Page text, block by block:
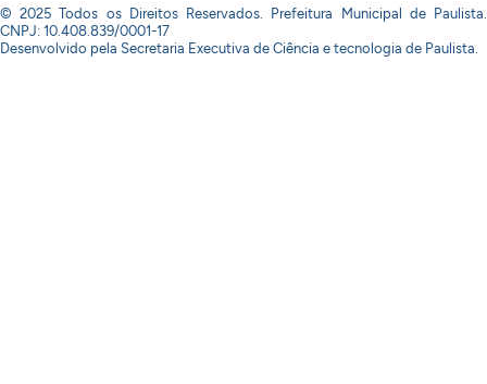
© 2025 Todos os Direitos Reservados. Prefeitura Municipal de Paulista.
CNPJ: 10.408.839/0001-17
Desenvolvido pela Secretaria Executiva de Ciência e tecnologia de Paulista.